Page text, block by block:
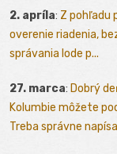
2. apríla: Z pohľadu
overenie riadenia,
správania lode p...
27. marca: Dobrý
Kolumbie môžete
Treba správne